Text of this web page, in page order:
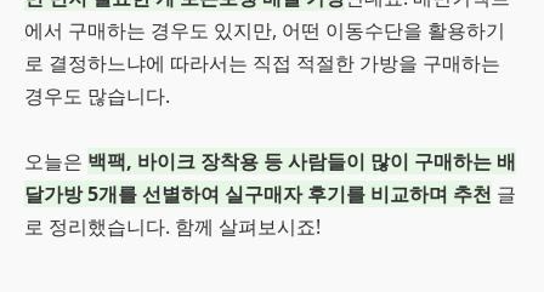
에서 구매하는 경우도 있지만, 어떤 이동수단을 활용하기
로 결정하느냐에 따라서는 직접 적절한 가방을 구매하는
경우도 많습니다.
오늘은 백팩, 바이크 장착용 등 사람들이 많이 구매하는 배
달가방 5개를 선별하여 실구매자 후기를 비교하며 추천 글
로 정리했습니다. 함께 살펴보시죠!